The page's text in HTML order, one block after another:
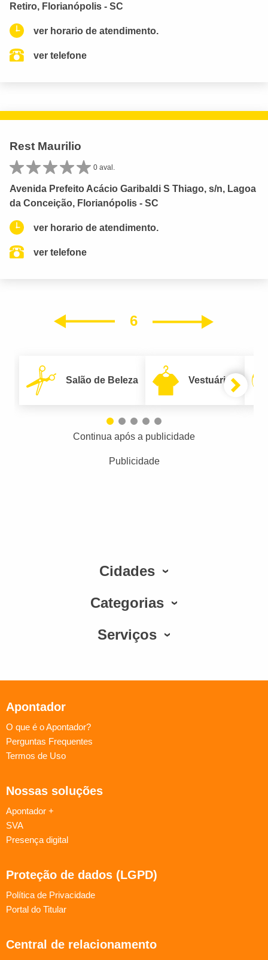
Retiro, Florianópolis - SC
ver horario de atendimento.
ver telefone
Rest Maurilio
0 aval.
Avenida Prefeito Acácio Garibaldi S Thiago, s/n, Lagoa
da Conceição, Florianópolis - SC
ver horario de atendimento.
ver telefone
6
Salão de Beleza Vestuário
Continua após a publicidade
Publicidade
Cidades
Categorias
Serviços
Apontador
O que é o Apontador?
Perguntas Frequentes
Termos de Uso
Nossas soluções
Apontador +
SVA
Presença digital
Proteção de dados (LGPD)
Política de Privacidade
Portal do Titular
Central de relacionamento